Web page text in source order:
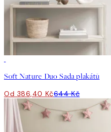
Soft Nature Duo Sada plakátů
Od 386,40 Kč644 Kč